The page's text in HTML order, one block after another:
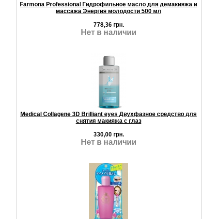
Farmona Professional Гидрофильное масло для демакияжа и
массажа Энергия молодости 500 мл
778,36 грн.
Нет в наличии
Medical Collagene 3D Brilliant eyes Двухфазное средство для
снятия макияжа с глаз
330,00 грн.
Нет в наличии